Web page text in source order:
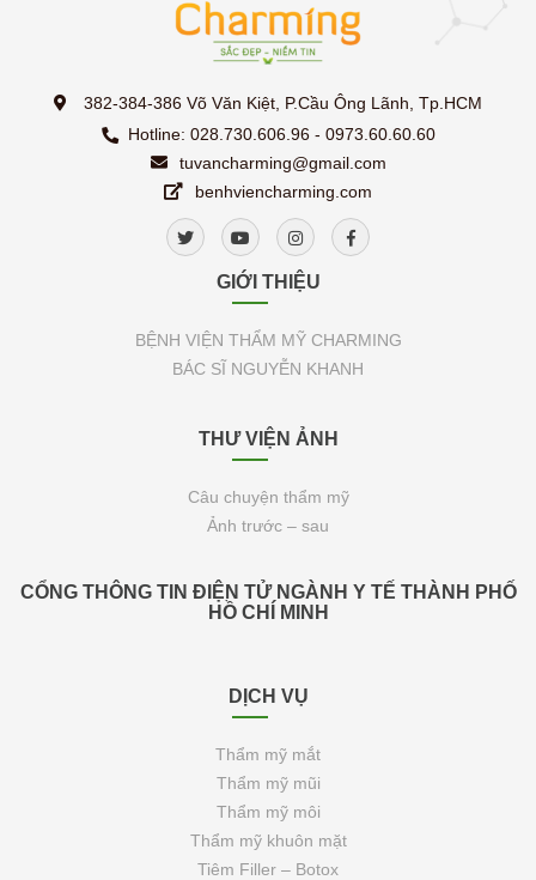
382-384-386 Võ Văn Kiệt, P.Cầu Ông Lãnh, Tp.HCM
Hotline: 028.730.606.96 - 0973.60.60.60
tuvancharming@gmail.com
benhviencharming.com
GIỚI THIỆU
BỆNH VIỆN THẨM MỸ CHARMING
BÁC SĨ NGUYỄN KHANH
THƯ VIỆN ẢNH
Câu chuyện thẩm mỹ
Ảnh trước – sau
CỔNG THÔNG TIN ĐIỆN TỬ NGÀNH Y TẾ THÀNH PHỐ
HỒ CHÍ MINH
DỊCH VỤ
Thẩm mỹ mắt
Thẩm mỹ mũi
Thẩm mỹ môi
Thẩm mỹ khuôn mặt
Tiêm Filler – Botox